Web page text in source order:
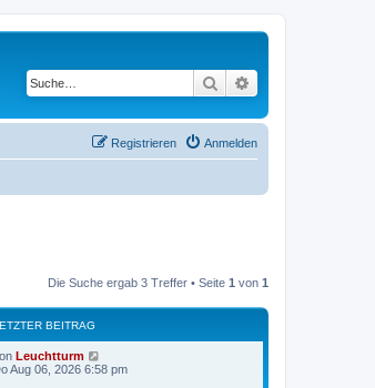
Suche
Anmelden
Registrieren
Die Suche ergab 3 Treffer • Seite 1 von 1
BEITRAG
Leuchtturm
Aug 06, 2026 6:58 pm